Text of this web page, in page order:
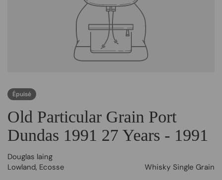
Épuisé
Old Particular Grain Port
Dundas 1991 27 Years - 1991
Douglas laing
Lowland, Ecosse Whisky Single Grain